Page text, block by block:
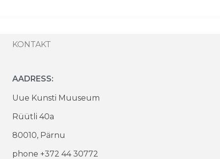
KONTAKT
AADRESS:
Uue Kunsti Muuseum
Rüütli 40a
80010, Pärnu
phone +372 44 30772